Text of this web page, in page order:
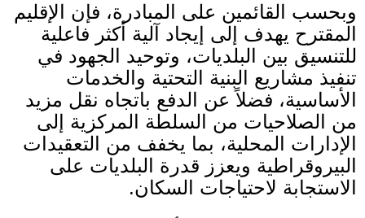
وبحسب القائمين على المبادرة، فإن الإقليم
المقترح يهدف إلى إيجاد آلية أكثر فاعلية
للتنسيق بين البلديات، وتوحيد الجهود في
تنفيذ مشاريع البنية التحتية والخدمات
الأساسية، فضلاً عن الدفع باتجاه نقل مزيد
من الصلاحيات من السلطة المركزية إلى
الإدارات المحلية، بما يخفف من التعقيدات
البيروقراطية ويعزز قدرة البلديات على
الاستجابة لاحتياجات السكان.